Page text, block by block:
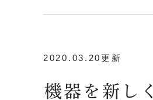
2020.03.20更新
機器を新し